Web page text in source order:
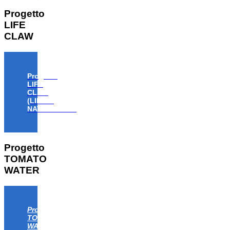
Progetto
LIFE
CLAW
Progetto
LIFE
CLAW
(LIFE18
NAT/IT/000806)
Progetto
TOMATO
WATER
Progetto
TOMATO
WATER